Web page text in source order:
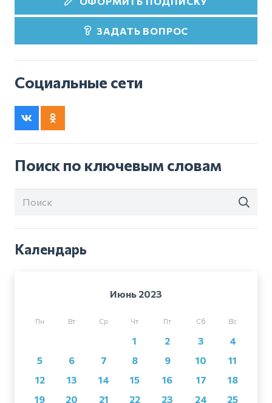
ЗАДАТЬ ВОПРОС
Социальные сети
Поиск по ключевым словам
Календарь
Июнь 2023
Пн Вт Ср Чт Пт Сб Вс
1 2 3
4
5
6 7 8 9 10
11
12
13 14 15 16 17
18
19
20 21 22 23 24
25